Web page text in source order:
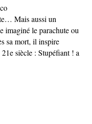
Mais aussi un
imaginé le parachute ou
sa mort, il inspire
siècle : Stupéfiant ! a